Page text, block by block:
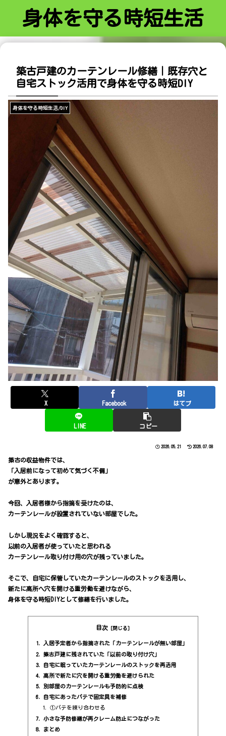
身体を守る時短生活
築古戸建のカーテンレール修繕｜既存穴と
自宅ストック活用で身体を守る時短DIY
身体を守る時短生活/DIY
X Facebook はてブ
LINE コピー
2026.05.21 2026.07.08
築古の収益物件では、
「入居前になって初めて気づく不備」
が意外とあります。
今回、入居者様から指摘を受けたのは、
カーテンレールが設置されていない部屋でした。
しかし現況をよく確認すると、
以前の入居者が使っていたと思われる
カーテンレール取り付け用の穴が残っていました。
そこで、自宅に保管していたカーテンレールのストックを活用し、
新たに高所へ穴を開ける重労働を避けながら、
身体を守る時短DIYとして修繕を行いました。
目次
入居予定者から指摘された「カーテンレールが無い部屋」
築古戸建に残されていた「以前の取り付け穴」
自宅に眠っていたカーテンレールのストックを再活用
高所で新たに穴を開ける重労働を避けられた
別部屋のカーテンレールも予防的に点検
自宅にあったパテで固定具を補修
①パテを練り合わせる
小さな予防修繕が再クレーム防止につながった
まとめ